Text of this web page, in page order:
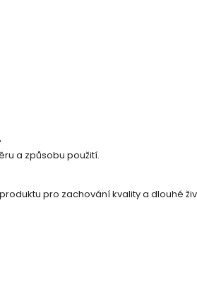
p
a způsobu použití.
pro zachování kvality a dlouhé